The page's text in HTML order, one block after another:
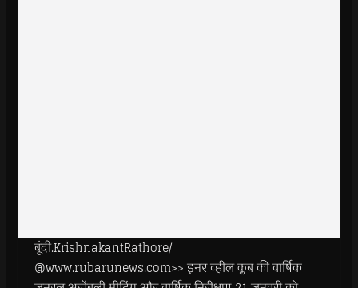
बूंदी.KrishnakantRathore/
@www.rubarunews.com>> इनर व्हील क्लब की वार्षिक